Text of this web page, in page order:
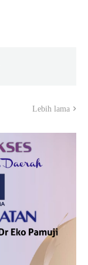
Lebih lama